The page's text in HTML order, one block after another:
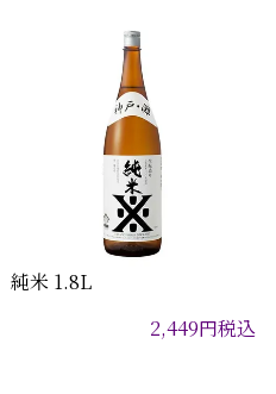
純米 1.8L
2,449円税込